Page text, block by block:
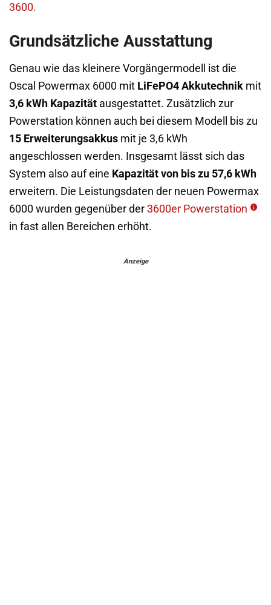
3600.
Grundsätzliche Ausstattung
Genau wie das kleinere Vorgängermodell ist die
Oscal Powermax 6000 mit LiFePO4 Akkutechnik mit
3,6 kWh Kapazität ausgestattet. Zusätzlich zur
Powerstation können auch bei diesem Modell bis zu
15 Erweiterungsakkus mit je 3,6 kWh
angeschlossen werden. Insgesamt lässt sich das
System also auf eine Kapazität von bis zu 57,6 kWh
erweitern. Die Leistungsdaten der neuen Powermax
6000 wurden gegenüber der 3600er Powerstation
in fast allen Bereichen erhöht.
Anzeige